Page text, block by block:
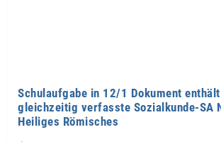
Schulaufgabe in 12/1 Dokument
gleichzeitig verfasste Sozialkunde-SA
Heiliges Römisches